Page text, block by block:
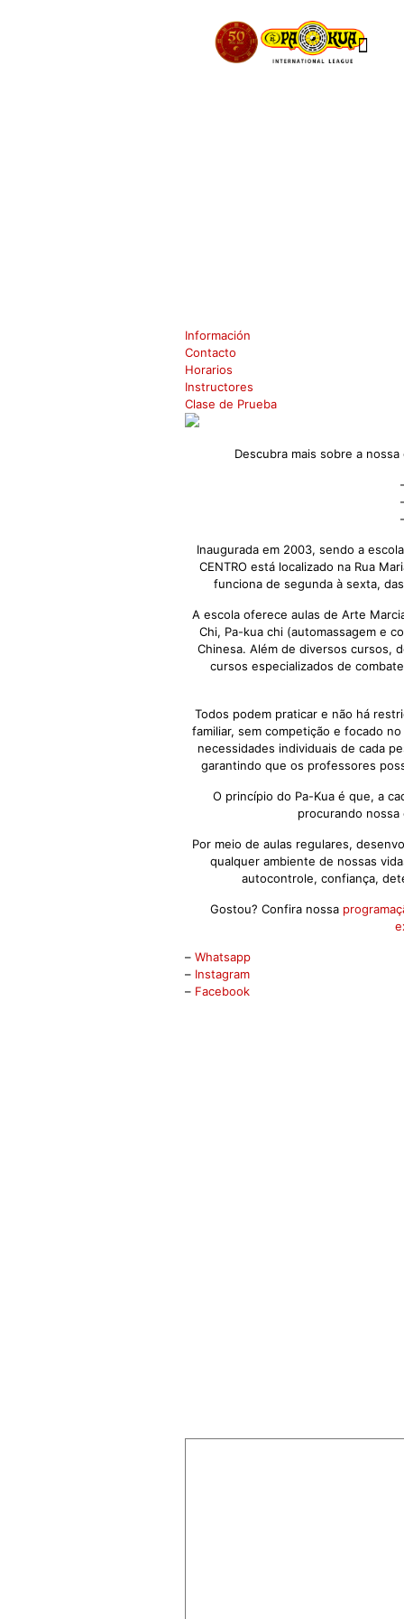
Información
Contacto
Horarios
Instructores
Clase de Prueba
Descubra mais sobre a
Inaugurada em 2003, sendo a
CENTRO está localizado na Rua
funciona de segunda à sexta,
A escola oferece aulas de Arte
Chi, Pa-kua chi (automassagem e
Chinesa. Além de diversos cursos,
cursos especializados de
Todos podem praticar e não há
familiar, sem competição e focado
necessidades individuais de cada
garantindo que os professores
O princípio do Pa-Kua é que, a
procurando
Por meio de aulas regulares,
qualquer ambiente de nossas
autocontrole, confiança,
Gostou? Confira nossa
– Whatsapp
– Instagram
– Facebook